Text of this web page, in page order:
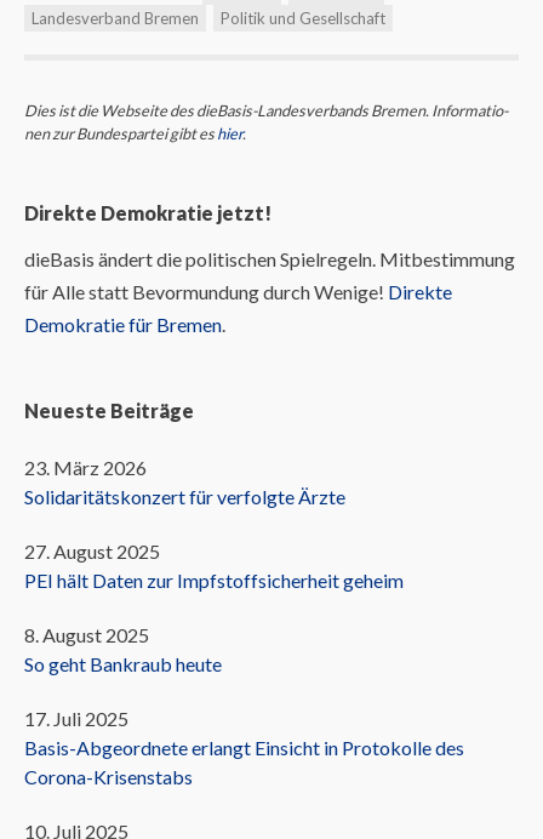
Landesverband Bremen
Politik und Gesellschaft
Dies ist die Webseite des dieBasis-Landes­ver­bands Bremen. Infor­ma­tio­
nen zur Bun­des­partei gibt eshier.
Direkte Demokratie jetzt!
dieBasis ändert die politischen Spielregeln. Mitbestimmung
für Alle statt Bevormundung durch Wenige! Direkte
Demokratie für Bremen
Neueste Beiträge
23. März 2026
Solidaritätskonzert für verfolgte Ärzte
27. August 2025
PEI hält Daten zur Impfstoffsicherheit geheim
8. August 2025
So geht Bankraub heute
17. Juli 2025
Basis-Abgeordnete erlangt Einsicht in Protokolle des
Corona-Krisenstabs
10. Juli 2025